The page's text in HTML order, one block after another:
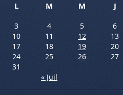
L
M M J
3
4 5 6
10
11 12 13
17
18 19 20
24
25 26 27
31
« Juil